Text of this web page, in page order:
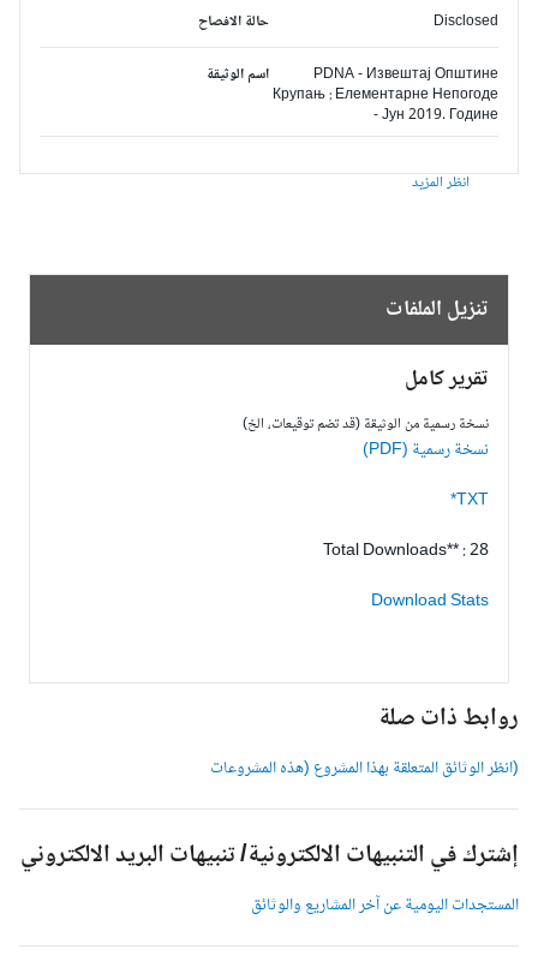
حالة الافصاح Disclosed
اسم الوثيقة
PDNA - Извештај Општине
Крупањ : Елементарне Непогоде
- Јун 2019. Године
انظر المزيد
تنزيل الملفات
تقرير كامل
نسخة رسمية من الوثيقة (قد تضم توقيعات، الخ)
نسخة رسمية (PDF)
TXT*
Total Downloads** : 28
Download Stats
روابط ذات صلة
(انظر الوثائق المتعلقة بهذا المشروع (هذه المشروعات
إشترك في التنبيهات الالكترونية/ تنبيهات البريد الالكتروني
المستجدات اليومية عن آخر المشاريع والوثائق